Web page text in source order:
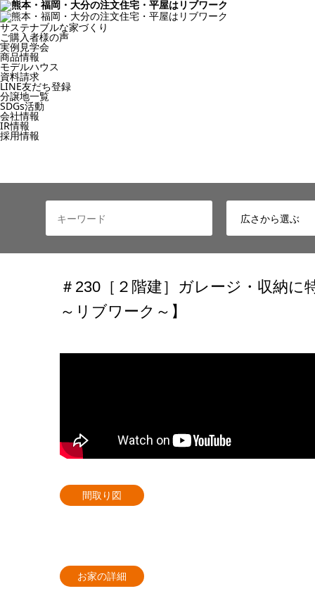
サステナブルな家づくり
ご購入者様の声
実例見学会
商品情報
モデルハウス
資料請求
LINE友だち登録
分譲地一覧
SDGs活動
会社情報
IR情報
採用情報
＃230［２階建］ガレージ・収納
～リブワーク～】
間取り図
お家の詳細